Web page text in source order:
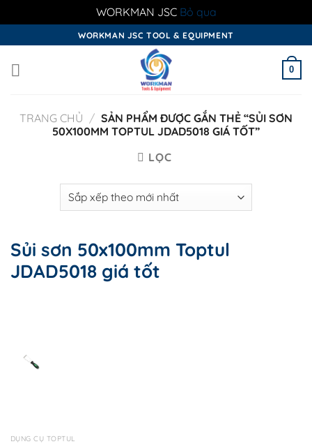
WORKMAN JSC Bỏ qua
to
content
WORKMAN JSC TOOL & EQUIPMENT
0
TRANG CHỦ / SẢN PHẨM ĐƯỢC GẮN THẺ “SỦI SƠN
50X100MM TOPTUL JDAD5018 GIÁ TỐT”
LỌC
Sủi sơn 50x100mm Toptul
JDAD5018 giá tốt
DỤNG CỤ TOPTUL